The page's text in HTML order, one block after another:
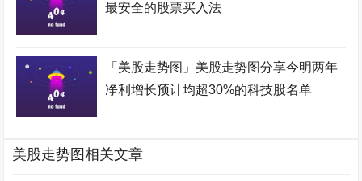
最安全的股票买入法
「美股走势图」美股走势图分享今明两年
净利增长预计均超30%的科技股名单
美股走势图相关文章